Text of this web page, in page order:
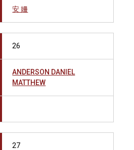
安 姍
26
ANDERSON DANIEL
MATTHEW
27